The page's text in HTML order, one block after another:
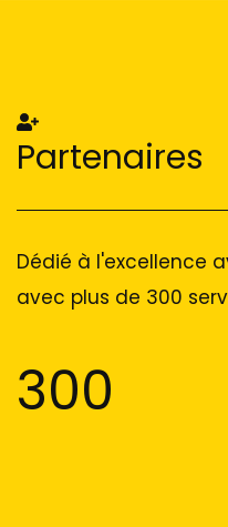
Partenaires
Dédié à l'excellence
avec plus de 300
300